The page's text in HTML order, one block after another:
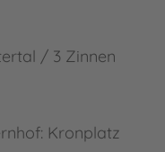
/ 3 Zinnen
Kronplatz